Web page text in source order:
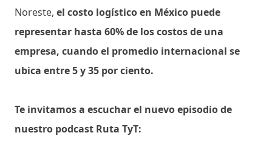
Noreste, el costo logístico en México puede
representar hasta 60% de los costos de una
empresa, cuando el promedio internacional se
ubica entre 5 y 35 por ciento.
Te invitamos a escuchar el nuevo episodio de
nuestro podcast Ruta TyT: